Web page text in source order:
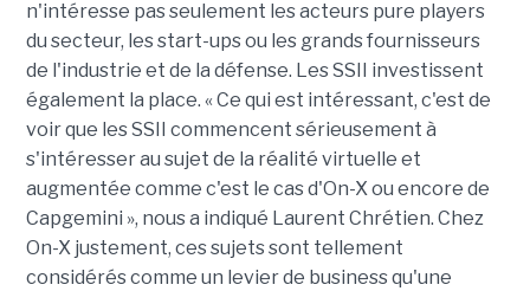
n'intéresse pas seulement les acteurs pure players
du secteur, les start-ups ou les grands fournisseurs
de l'industrie et de la défense. Les SSII investissent
également la place. « Ce qui est intéressant, c'est de
voir que les SSII commencent sérieusement à
s'intéresser au sujet de la réalité virtuelle et
augmentée comme c'est le cas d'On-X ou encore de
Capgemini », nous a indiqué Laurent Chrétien. Chez
On-X justement, ces sujets sont tellement
considérés comme un levier de business qu'une